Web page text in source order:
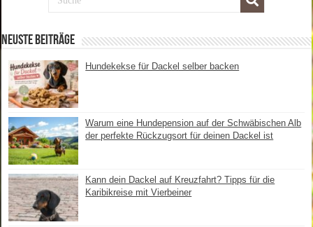
Dackel sind das reinste Antidepressiva
weiterlesen
Neuste Beiträge
Hundekekse für Dackel selber backen
Warum eine Hundepension auf der Schwäbischen Alb
der perfekte Rückzugsort für deinen Dackel ist
Kann dein Dackel auf Kreuzfahrt? Tipps für die
Karibikreise mit Vierbeiner